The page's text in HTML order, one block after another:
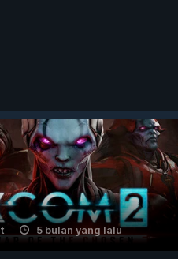
5 bulan yang lalu